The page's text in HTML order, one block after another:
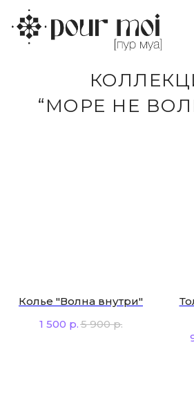
“МОРЕ НЕ
Колье "Волна внутри"
1 500 р.5 900 р.